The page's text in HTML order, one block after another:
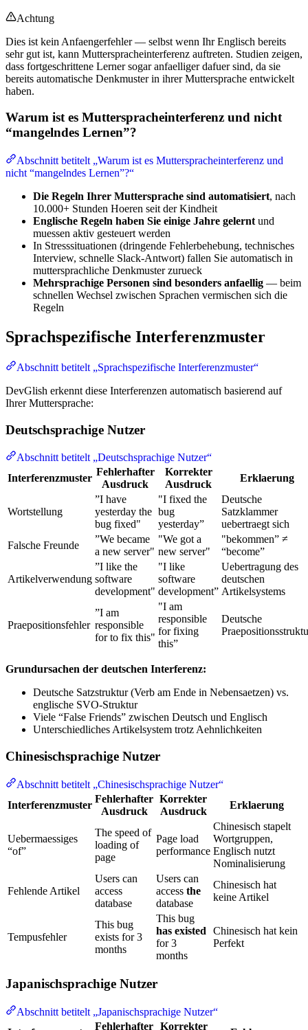
Achtung
Dies ist kein Anfaengerfehler — selbst wenn Ihr Englisch bereits
sehr gut ist, kann Mutterspracheinterferenz auftreten. Studien zeigen,
dass fortgeschrittene Lerner sogar anfaelliger dafuer sind, da sie
bereits automatische Denkmuster in ihrer Muttersprache entwickelt
haben.
Warum ist es Mutterspracheinterferenz und nicht
“mangelndes Lernen”?
Abschnitt betitelt „Warum ist es Mutterspracheinterferenz und
nicht “mangelndes Lernen”?“
Die Regeln Ihrer Muttersprache sind automatisiert, nach
10.000+ Stunden Hoeren seit der Kindheit
Englische Regeln haben Sie einige Jahre gelernt und
muessen aktiv gesteuert werden
In Stresssituationen (dringende Fehlerbehebung, technisches
Interview, schnelle Slack-Antwort) fallen Sie automatisch in
muttersprachliche Denkmuster zurueck
Mehrsprachige Personen sind besonders anfaellig — beim
schnellen Wechsel zwischen Sprachen vermischen sich die
Regeln
Sprachspezifische Interferenzmuster
Abschnitt betitelt „Sprachspezifische Interferenzmuster“
DevGlish erkennt diese Interferenzen automatisch basierend auf
Ihrer Muttersprache:
Deutschsprachige Nutzer
Abschnitt betitelt „Deutschsprachige Nutzer“
Interferenzmuster
Fehlerhafter
Ausdruck
Korrekter
Ausdruck
Erklaerung
Wortstellung
”I have
yesterday the
bug fixed"
"I fixed the
bug
yesterday”
Deutsche
Satzklammer
uebertraegt sich
Falsche Freunde
”We became
a new server"
"We got a
new server"
"bekommen” ≠
“become”
Artikelverwendung
”I like the
software
development"
"I like
software
development”
Uebertragung des
deutschen
Artikelsystems
Praepositionsfehler
”I am
responsible
for to fix this"
"I am
responsible
for fixing
this”
Deutsche
Grundursachen der deutschen Interferenz:
Deutsche Satzstruktur (Verb am Ende in Nebensaetzen) vs.
englische SVO-Struktur
Viele “False Friends” zwischen Deutsch und Englisch
Unterschiedliches Artikelsystem trotz Aehnlichkeiten
Chinesischsprachige Nutzer
Abschnitt betitelt „Chinesischsprachige Nutzer“
Interferenzmuster
Fehlerhafter
Ausdruck
Korrekter
Ausdruck
Erklaerung
Uebermaessiges
“of”
The speed of
loading of
page
Page load
performance
Chinesisch stapelt
Wortgruppen,
Englisch nutzt
Nominalisierung
Fehlende Artikel
Users can
access
database
Users can
access the
database
Chinesisch hat
keine Artikel
Tempusfehler
This bug
exists for 3
months
This bug
has existed
for 3
months
Chinesisch hat kein
Perfekt
Japanischsprachige Nutzer
Abschnitt betitelt „Japanischsprachige Nutzer“
Fehlerhafter Korrekter